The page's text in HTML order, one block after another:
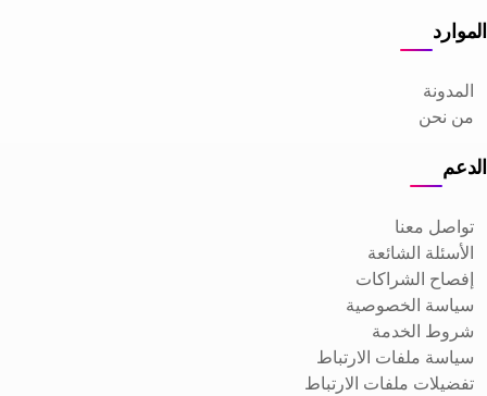
الموارد
المدونة
من نحن
الدعم
تواصل معنا
الأسئلة الشائعة
إفصاح الشراكات
سياسة الخصوصية
شروط الخدمة
سياسة ملفات الارتباط
تفضيلات ملفات الارتباط